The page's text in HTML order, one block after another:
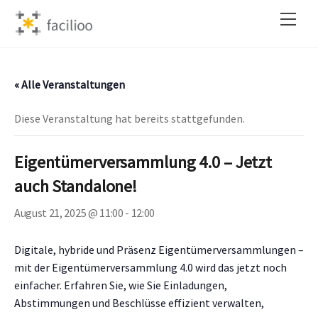
Skip
« Alle Veranstaltungen
Diese Veranstaltung hat bereits stattgefunden.
Eigentümerversammlung 4.0 – Jetzt
auch Standalone!
August 21, 2025 @ 11:00 - 12:00
Digitale, hybride und Präsenz Eigentümerversammlungen –
mit der Eigentümerversammlung 4.0 wird das jetzt noch
einfacher. Erfahren Sie, wie Sie Einladungen,
Abstimmungen und Beschlüsse effizient verwalten,